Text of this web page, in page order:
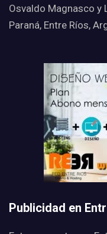
Osvaldo Magnasco y
Paraná, Entre Ríos,
Publicidad en